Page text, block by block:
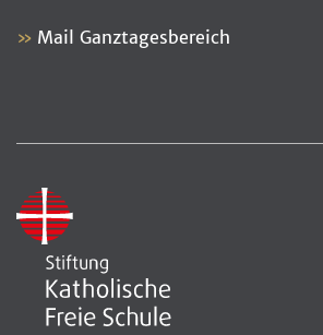
Mail Ganztagesbereich